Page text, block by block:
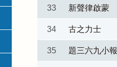
33 新聲律啟蒙
34 古之力士
35 題三六九小報